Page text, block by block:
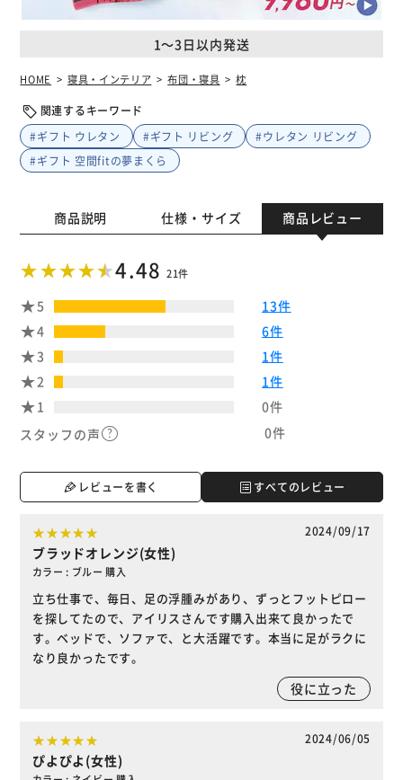
1～3日以内発送
HOME 寝具・インテリア 布団・寝具 枕
関連するキーワード
#ギフト ウレタン
#ギフト リビング
#ウレタン リビング
#ギフト 空間fitの夢まくら
商品説明 仕様・サイズ 商品レビュー
4.48 21件
5
13件
4
6件
3
1件
2
1件
1
0件
スタッフの声
0件
レビューを書く すべてのレビュー
2024/09/17
ブラッドオレンジ(女性)
カラー : ブルー 購入
立ち仕事で、毎日、足の浮腫みがあり、ずっとフットピロー
を探してたので、アイリスさんです購入出来て良かったで
す。ベッドで、ソファで、と大活躍です。本当に足がラクに
なり良かったです。
役に立った
2024/06/05
ぴよぴよ(女性)